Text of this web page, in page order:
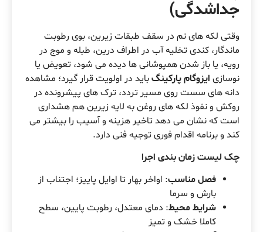
جداشدگی)
وقتی لکه های نم در سقف طبقات زیرین، بوی رطوبت
ماندگار، کندی تخلیه آب در اطراف درین، طبله و موج در
رویه، یا باز شدن همپوشانی ها دیده می شود، تعویض یا
نوسازی ایزوگام پارکینگباید در اولویت قرار گیرد؛ مشاهده
دانه های سست روی مسیر تردد، ترک های پیشرونده در
روکش و نفوذ لکه های روغن به لایه زیرین هم هشداری
است که نشان می دهد تاخیر هزینه و آسیب را بیشتر می
کند و برنامه اقدام فوری توجیه فنی دارد.
چک لیست زمان بندی اجرا
فصل مناسب: اواخر بهار تا اوایل پاییز؛ اجتناب از
بارش و سرما
شرایط محیط: دمای معتدل، رطوبت پایین، سطح
کاملا خشک و تمیز